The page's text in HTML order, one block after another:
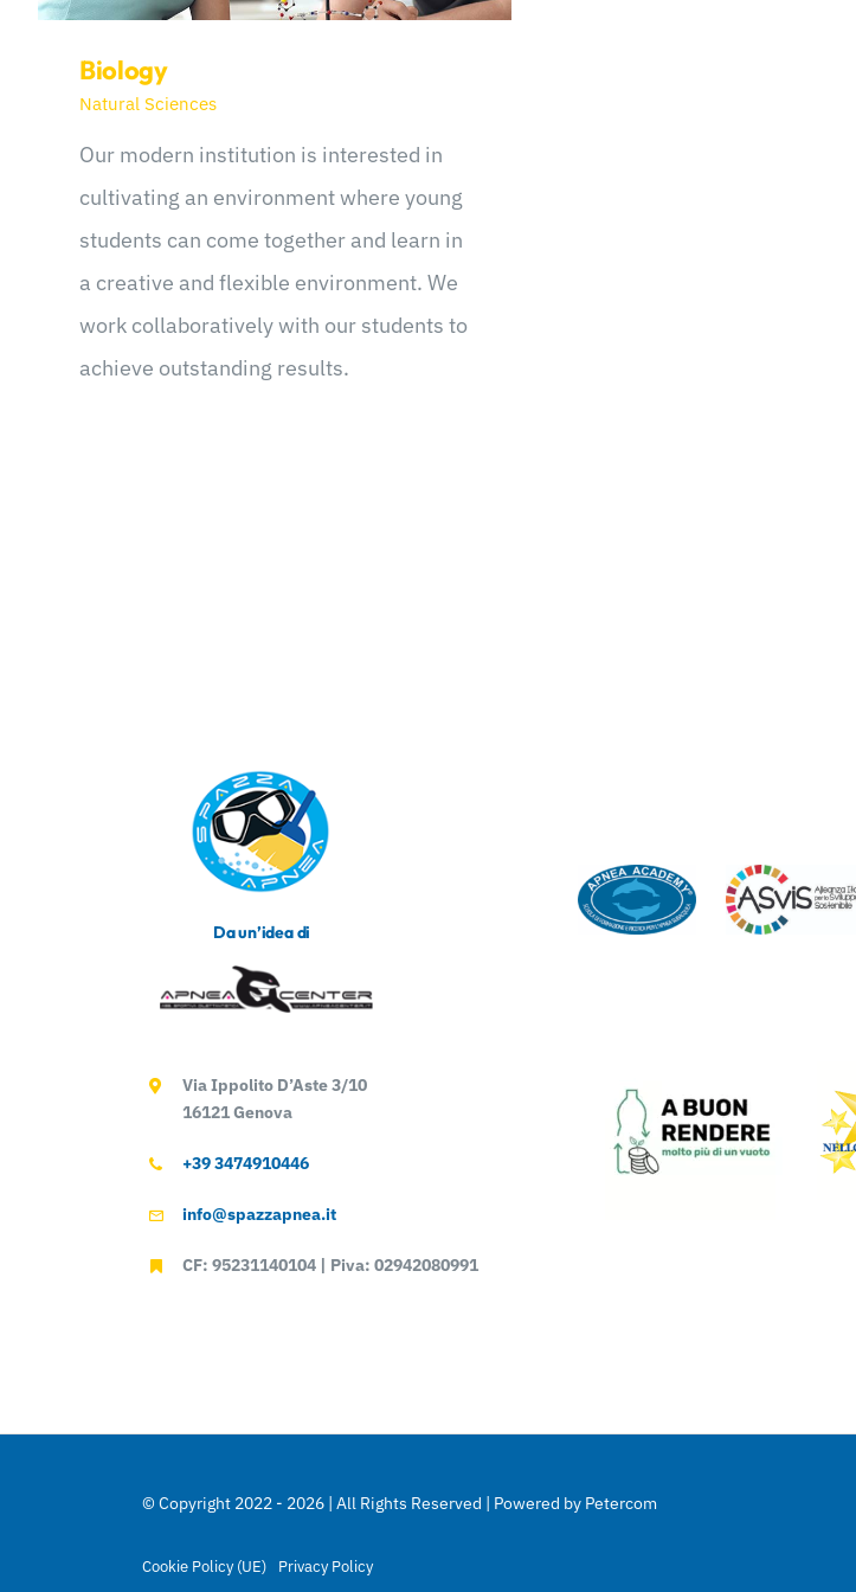
Biology
Natural Sciences
Our modern institution is interested in
cultivating an environment where young
students can come together and learn in
a creative and flexible environment. We
work collaboratively with our students to
achieve outstanding results.
Da un’idea di
Via Ippolito D’Aste 3/10
16121 Genova
+39 3474910446
info@spazzapnea.it
CF: 95231140104 | Piva: 02942080991
© Copyright 2022 - 2026 | All Rights Reserved | Powered by Petercom
Cookie Policy (UE) Privacy Policy